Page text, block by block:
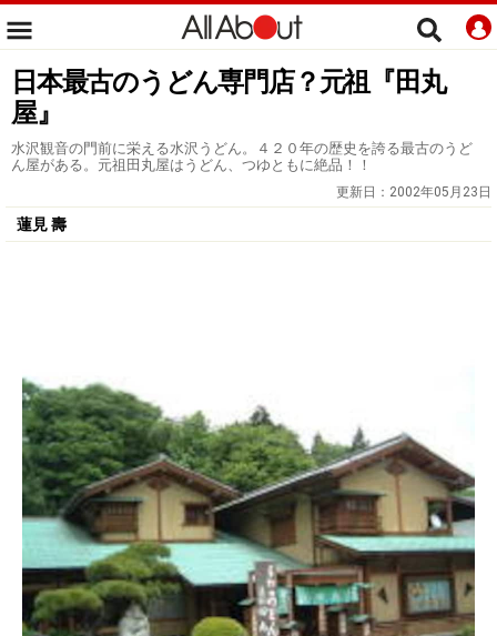
日本最古のうどん専門店？元祖『田丸
屋』
水沢観音の門前に栄える水沢うどん。４２０年の歴史を誇る最古のうど
ん屋がある。元祖田丸屋はうどん、つゆともに絶品！！
更新日： 2002年05月23日
蓮見 壽